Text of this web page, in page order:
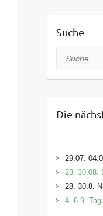
Suche
Suche
Die
29.07.-
23.-30.08.
28.-30.8.
4.-6.9.